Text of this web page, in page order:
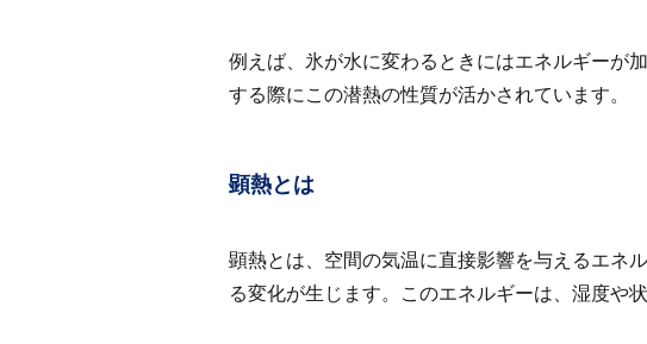
例えば、氷が水に変わるときにはエネルギー
する際にこの潜熱の性質が活かされています。
顕熱とは
顕熱とは、空間の気温に直接影響を与えるエネ
る変化が生じます。このエネルギーは、湿度や